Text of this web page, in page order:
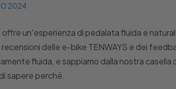
2024
offre un'esperienza di pedalata fluida e
delle e-bike TENWAYS e dei
fluida, e sappiamo dalla nostra casella
sapere perché.